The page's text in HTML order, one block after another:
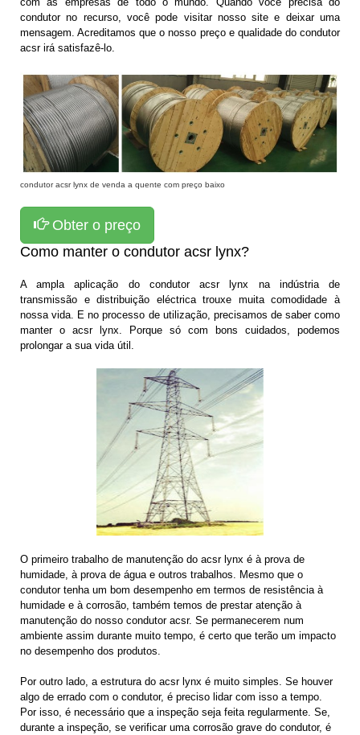
condutor no recurso, você pode visitar nosso site e deixar uma
mensagem. Acreditamos que o nosso preço e qualidade do condutor
acsr irá satisfazê-lo.
condutor acsr lynx de venda a quente com preço baixo
Obter o preço
Como manter o condutor acsr lynx?
A ampla aplicação do condutor acsr lynx na indústria de
transmissão e distribuição eléctrica trouxe muita comodidade à
nossa vida. E no processo de utilização, precisamos de saber como
manter o acsr lynx. Porque só com bons cuidados, podemos
prolongar a sua vida útil.
O primeiro trabalho de manutenção do acsr lynx é à prova de
humidade, à prova de água e outros trabalhos. Mesmo que o
condutor tenha um bom desempenho em termos de resistência à
humidade e à corrosão, também temos de prestar atenção à
manutenção do nosso condutor acsr. Se permanecerem num
ambiente assim durante muito tempo, é certo que terão um impacto
no desempenho dos produtos.
Por outro lado, a estrutura do acsr lynx é muito simples. Se houver
algo de errado com o condutor, é preciso lidar com isso a tempo.
Por isso, é necessário que a inspeção seja feita regularmente. Se,
durante a inspeção, se verificar uma corrosão grave do condutor, é